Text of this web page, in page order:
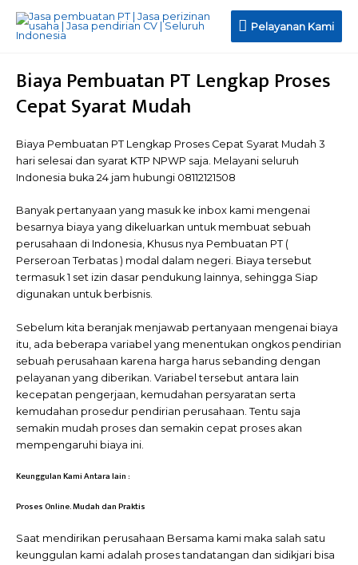
Pelayanan
Pelayanan Kami
Biaya Pembuatan PT Lengkap Proses
Cepat Syarat Mudah
Biaya Pembuatan PT Lengkap Proses Cepat Syarat Mudah 3
hari selesai dan syarat KTP NPWP saja. Melayani seluruh
Indonesia buka 24 jam hubungi 08112121508
Banyak pertanyaan yang masuk ke inbox kami mengenai
besarnya biaya yang dikeluarkan untuk membuat sebuah
perusahaan di Indonesia, Khusus nya Pembuatan PT (
Perseroan Terbatas ) modal dalam negeri. Biaya tersebut
termasuk 1 set izin dasar pendukung lainnya, sehingga Siap
digunakan untuk berbisnis.
Sebelum kita beranjak menjawab pertanyaan mengenai biaya
itu, ada beberapa variabel yang menentukan ongkos pendirian
sebuah perusahaan karena harga harus sebanding dengan
pelayanan yang diberikan. Variabel tersebut antara lain
kecepatan pengerjaan, kemudahan persyaratan serta
kemudahan prosedur pendirian perusahaan. Tentu saja
semakin mudah proses dan semakin cepat proses akan
mempengaruhi biaya ini.
Keunggulan Kami Antara lain :
Proses Online. Mudah dan Praktis
Saat mendirikan perusahaan Bersama kami maka salah satu
keunggulan kami adalah proses tandatangan dan sidikjari bisa